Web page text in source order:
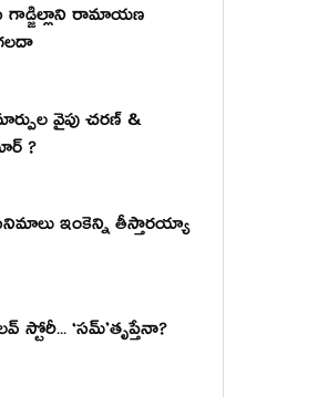
రామాయణ
వైపు చరణ్ &
?
ఇంకెన్ని తీస్తారయ్యా
స్టోరీ... ‘సమ్’తృప్తేనా?